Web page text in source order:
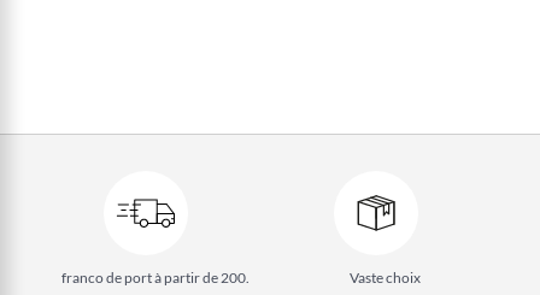
franco de port à partir de 200. Vaste choix